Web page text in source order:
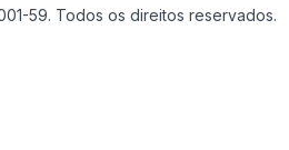
59. Todos os direitos reservados.